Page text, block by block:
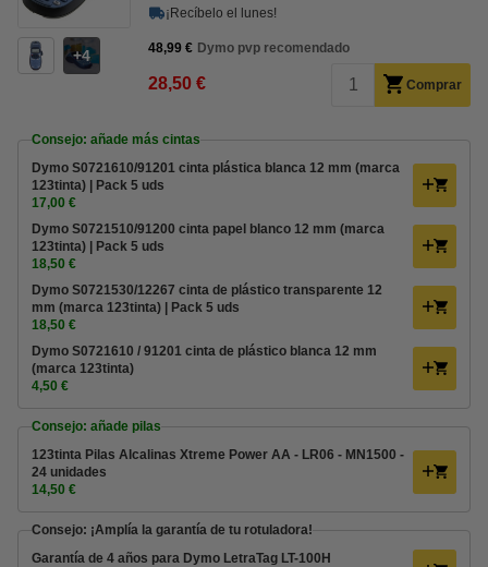
4
¡Recíbelo el lunes!
48,99 € Dymo pvp recomendado
28,50 € Comprar
Consejo: añade más cintas
Dymo S0721610/91201 cinta plástica blanca 12 mm (marca
123tinta) | Pack 5 uds
17,00 €
Dymo S0721510/91200 cinta papel blanco 12 mm (marca
123tinta) | Pack 5 uds
18,50 €
Dymo S0721530/12267 cinta de plástico transparente 12
mm (marca 123tinta) | Pack 5 uds
18,50 €
Dymo S0721610 / 91201 cinta de plástico blanca 12 mm
(marca 123tinta)
4,50 €
Consejo: añade pilas
123tinta Pilas Alcalinas Xtreme Power AA - LR06 - MN1500 -
24 unidades
14,50 €
Consejo: ¡Amplía la garantía de tu rotuladora!
Garantía de 4 años para Dymo LetraTag LT-100H